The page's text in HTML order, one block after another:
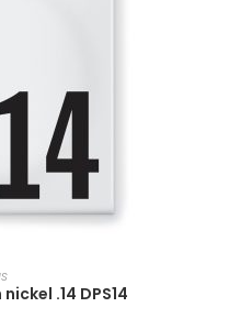
.14 DPS14